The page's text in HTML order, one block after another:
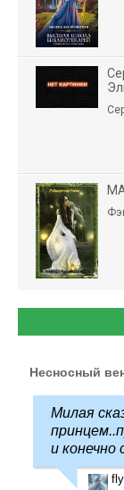
Несносный
Милая
и конечно